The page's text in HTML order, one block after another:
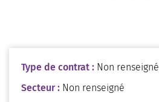
Type de contrat : Non renseigné
Secteur : Non renseigné